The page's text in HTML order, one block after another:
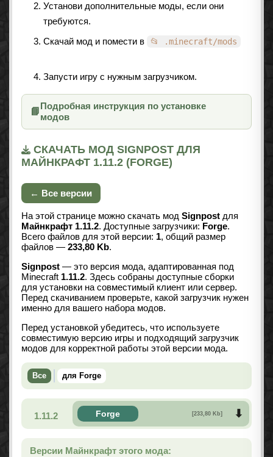
Установи дополнительные моды, если они
требуются.
Скачай мод и помести в
📂 .minecraft/mods
Запусти игру с нужным загрузчиком.
📘
Подробная инструкция по установке
модов
СКАЧАТЬ МОД SIGNPOST ДЛЯ
МАЙНКРАФТ 1.11.2 (FORGE)
← Все версии
На этой странице можно скачать мод Signpost для
Майнкрафт 1.11.2. Доступные загрузчики: Forge.
Всего файлов для этой версии: 1, общий размер
файлов — 233,80 Kb.
Signpost — это версия мода, адаптированная под
Minecraft 1.11.2. Здесь собраны доступные сборки
для установки на совместимый клиент или сервер.
Перед скачиванием проверьте, какой загрузчик нужен
именно для вашего набора модов.
Перед установкой убедитесь, что используете
совместимую версию игры и подходящий загрузчик
модов для корректной работы этой версии мода.
Все для Forge
1.11.2 Forge [233,80 Kb]
Версии Майнкрафт этого мода: